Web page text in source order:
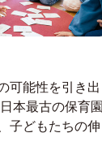
可能性を引き出
本最古の保育園
子どもたちの伸